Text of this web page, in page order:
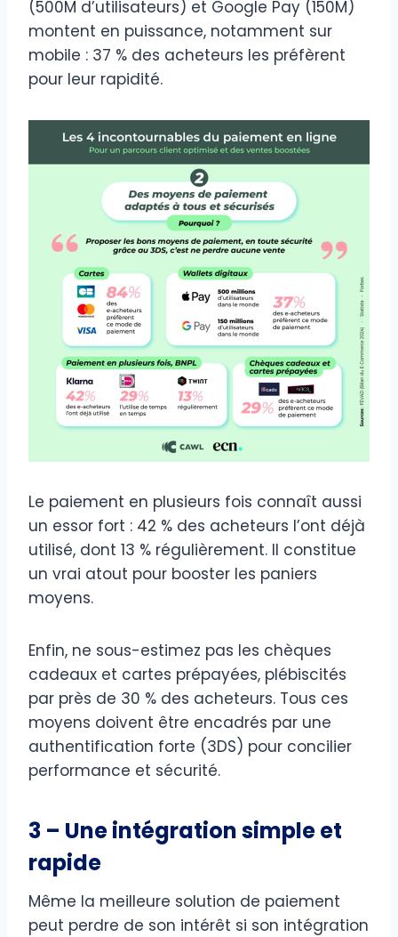
(500M d’utilisateurs) et Google Pay (150M)
montent en puissance, notamment sur
mobile : 37 % des acheteurs les préfèrent
pour leur rapidité.
Le paiement en plusieurs fois connaît aussi
un essor fort : 42 % des acheteurs l’ont déjà
utilisé, dont 13 % régulièrement. Il constitue
un vrai atout pour booster les paniers
moyens.
Enfin, ne sous-estimez pas les chèques
cadeaux et cartes prépayées, plébiscités
par près de 30 % des acheteurs. Tous ces
moyens doivent être encadrés par une
authentification forte (3DS) pour concilier
performance et sécurité.
3 – Une intégration simple et
rapide
Même la meilleure solution de paiement
peut perdre de son intérêt si son intégration